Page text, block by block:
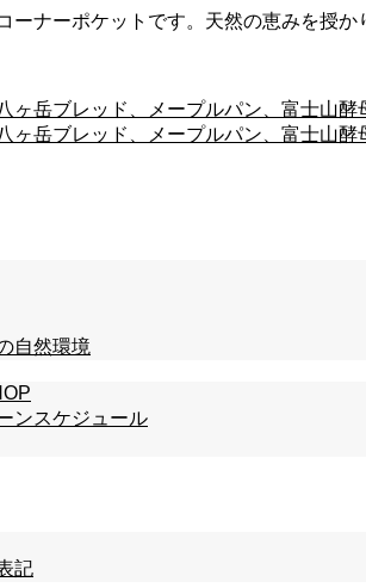
ーナーポケットです。天然の恵みを授
自然環境
ンスケジュール
記